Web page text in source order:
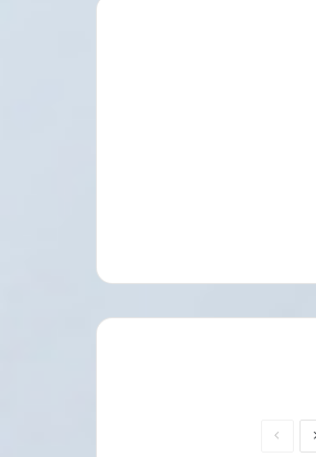
الصفحةالصفحة